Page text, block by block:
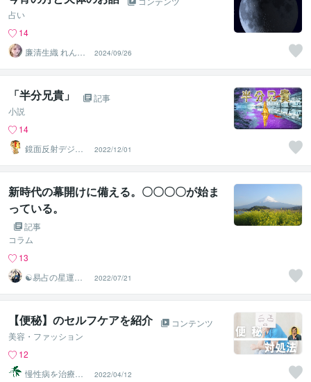
占い
14
廉清生織 れんせ
い さき
2024/09/26
「半分兄貴」
記事
小説
14
鏡面反射デジタ
ルアート製作所
（鈴木穣）
2022/12/01
新時代の幕開けに備える。〇〇〇〇が始ま
っている。
記事
コラム
13
☯易占の星運河
2022/07/21
【便秘】のセルフケアを紹介
コンテンツ
美容・ファッション
12
慢性病を治療す
2022/04/12